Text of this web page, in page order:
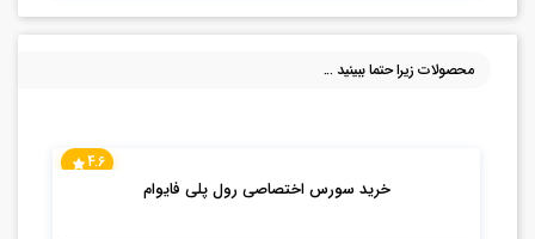
محصولات زیرا حتما ببینید ...
4.6
خرید سورس اختصاصی رول پلی فایوام